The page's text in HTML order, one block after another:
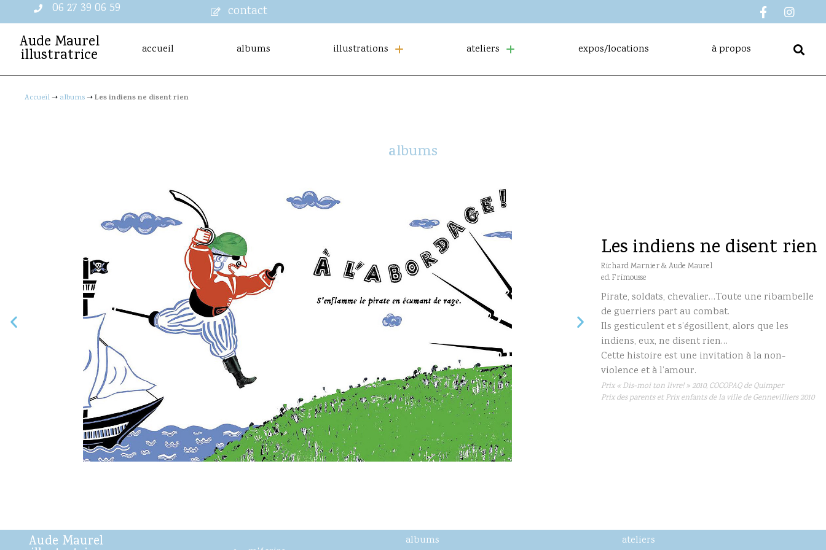
06 27 39 06 59 contact
Aude Maurel
illustratrice accueil albums illustrations ateliers expos/locations à propos
Accueil➝ albums➝Les indiens ne disent rien
albums
Les indiens ne disent rien
Richard Marnier & Aude Maurel
ed. Frimousse
Pirate, soldats, chevalier…Toute une ribambelle
de guerriers part au combat.
Ils gesticulent et s’égosillent, alors que les
indiens, eux, ne disent rien…
Cette histoire est une invitation à la non-
violence et à l’amour.
Prix « Dis-moi ton livre! » 2010, COCOPAQ de Quimper
Prix des parents et Prix enfants de la ville de Gennevilliers 2010
Aude Maurel albums ateliers